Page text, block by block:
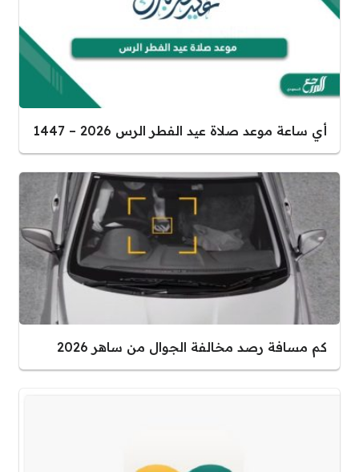
أي ساعة موعد صلاة عيد الفطر الرس 2026 – 1447
كم مسافة رصد مخالفة الجوال من ساهر 2026